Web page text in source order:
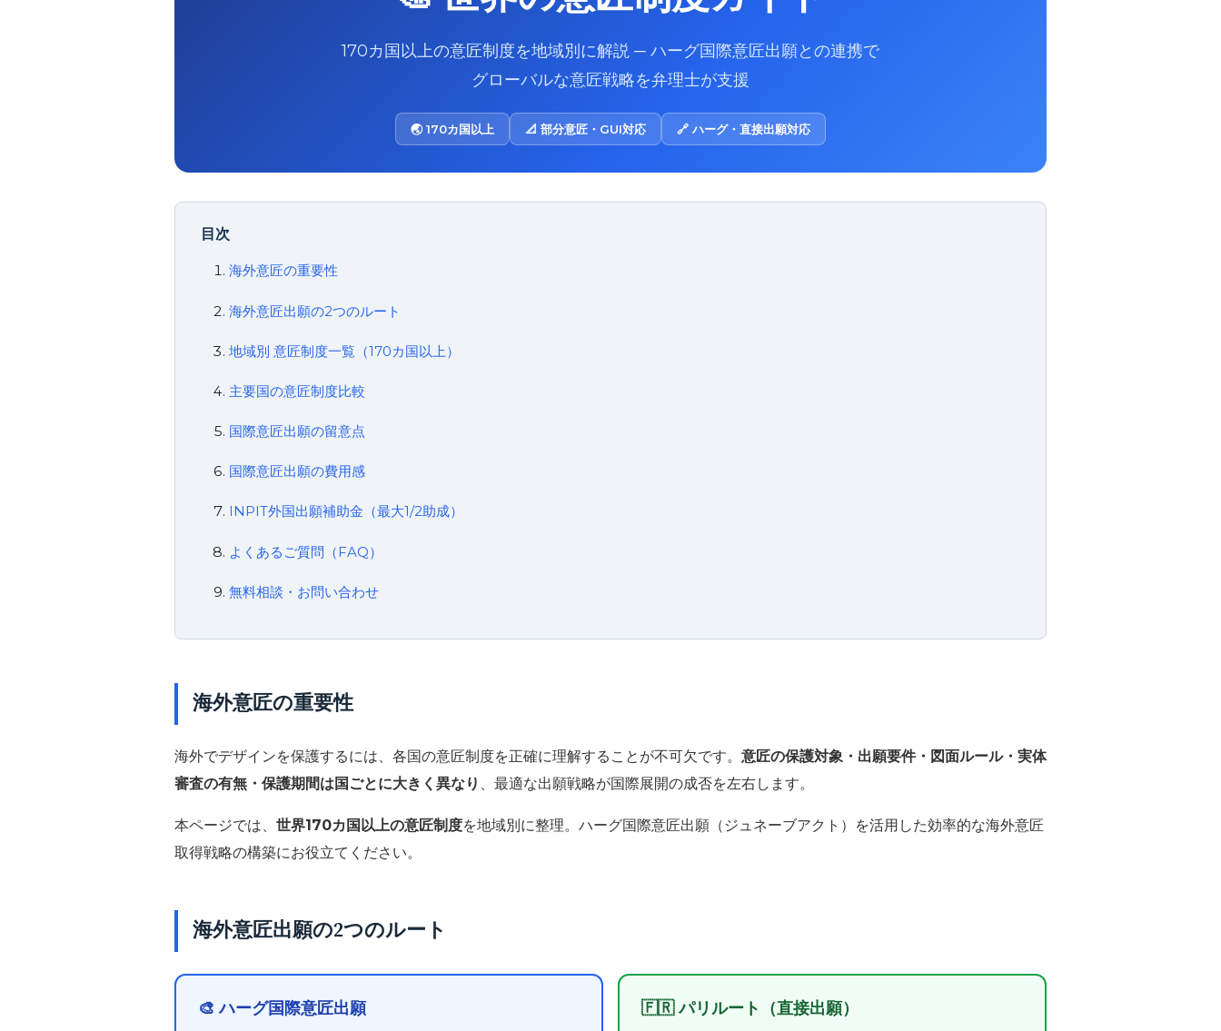
170カ国以上の意匠制度を地域別に解説 ─ ハーグ国際意匠出願との連携で
グローバルな意匠戦略を弁理士が支援
🌏 170カ国以上 📐 部分意匠・GUI対応 🔗 ハーグ・直接出願対応
目次
海外意匠の重要性
海外意匠出願の2つのルート
地域別 意匠制度一覧（170カ国以上）
主要国の意匠制度比較
国際意匠出願の留意点
国際意匠出願の費用感
INPIT外国出願補助金（最大1/2助成）
よくあるご質問（FAQ）
無料相談・お問い合わせ
海外意匠の重要性
海外でデザインを保護するには、各国の意匠制度を正確に理解することが不可欠です。 意匠の保護対象・出願要件・図面ルール・実体
審査の有無・保護期間は国ごとに大きく異なり 、最適な出願戦略が国際展開の成否を左右します。
本ページでは、 世界170カ国以上の意匠制度を地域別に整理。ハーグ国際意匠出願（ジュネーブアクト）を活用した効率的な海外意匠
取得戦略の構築にお役立てください。
海外意匠出願の2つのルート
🎨 ハーグ国際意匠出願 🇫🇷 パリルート（直接出願）